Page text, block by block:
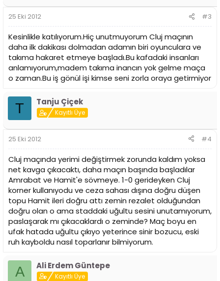
25 Eki 2012 #3
Kesinlikle katılıyorum.Hiç unutmuyorum Cluj maçının
daha ilk dakikası dolmadan adamın biri oyunculara ve
takıma hakaret etmeye başladı.Bu kafadaki insanları
anlamıyorum,madem takıma inancın yok gelme maça
o zaman.Bu iş gönül işi kimse seni zorla oraya getirmiyor
T Tanju Çiçek
Kayıtlı Üye
25 Eki 2012 #4
Cluj maçında yerimi değiştirmek zorunda kaldım yoksa
net kavga çıkacaktı, daha maçın başında başladılar
Amrabat ve Hamit'e sövmeye. 1-0 gerideyken Cluj
korner kullanıyodu ve ceza sahası dışına doğru düşen
topu Hamit ileri doğru attı zemin rezalet olduğundan
doğru olan o ama staddaki uğultu sesini unutamıyorum,
paslaşarak mı çıkacaklardı o zeminde? Maç boyu en
ufak hatada uğultu çıkıyo yeterince sinir bozucu, eski
ruh kayboldu nasıl toparlanır bilmiyorum.
A Ali Erdem Güntepe
Kayıtlı Üye